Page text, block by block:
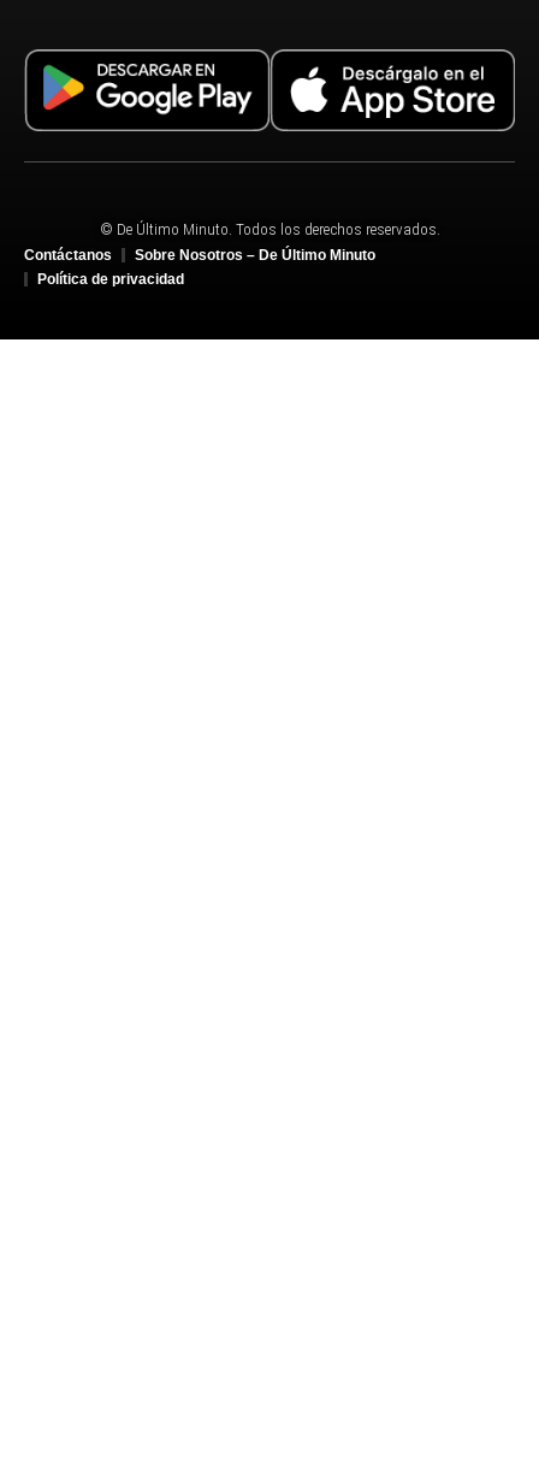
© De Último Minuto. Todos los derechos reservados.
Contáctanos
Sobre Nosotros – De Último Minuto
Política de privacidad